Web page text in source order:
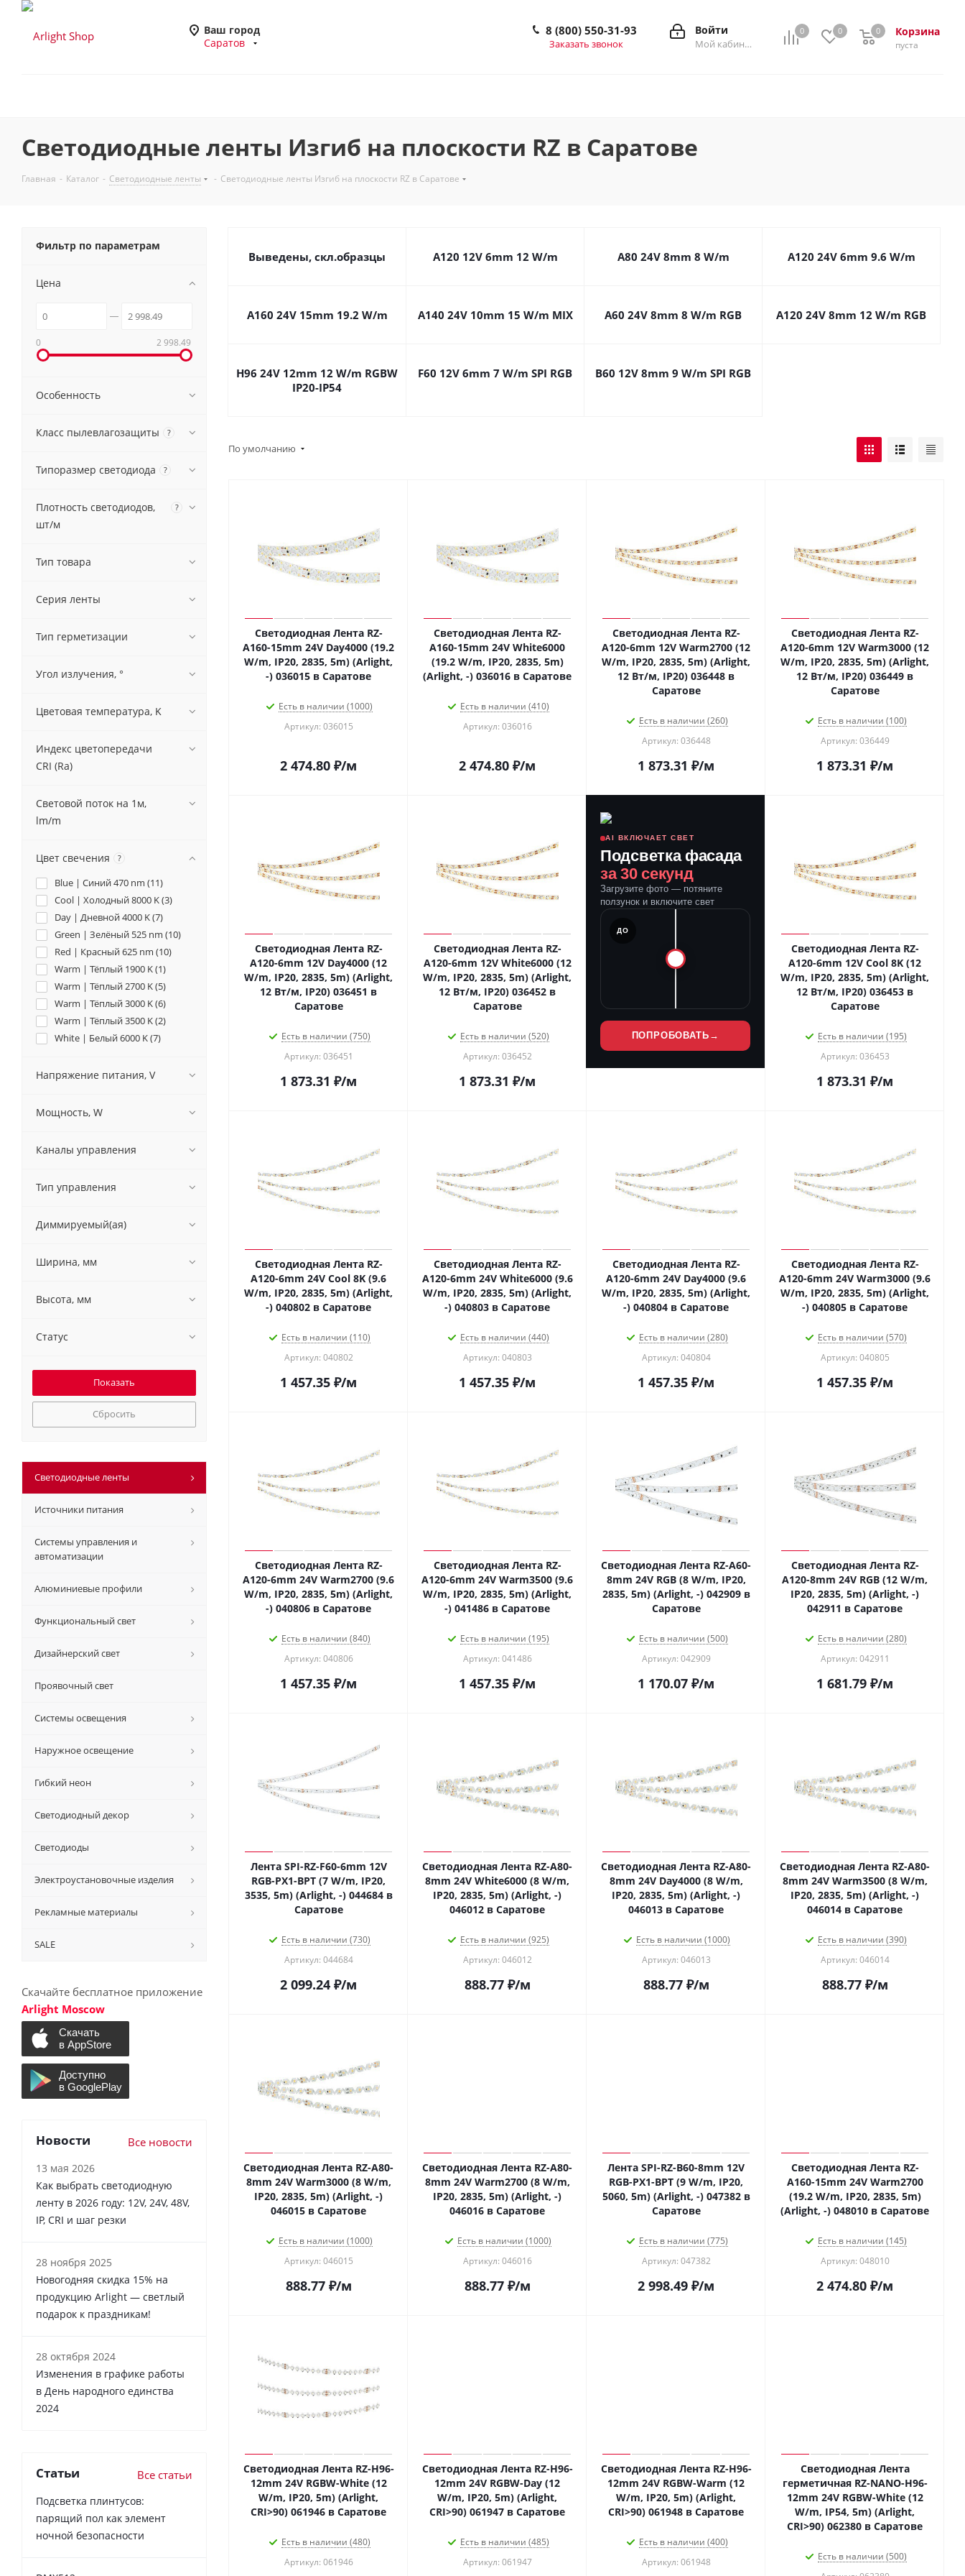
Ваш город
Саратов
0 0 Корзина
0
пуста
0
Войти
Мой кабинет
8 (800) 550-31-93
Заказать звонок
Светодиодные ленты Изгиб на плоскости RZ в Саратове
Главная - Каталог - Светодиодные ленты - Светодиодные ленты Изгиб на плоскости RZ в Саратове
Выведены, скл.образцы A120 12V 6mm 12 W/m А80 24V 8mm 8 W/m A120 24V 6mm 9.6 W/m
A160 24V 15mm 19.2 W/m A140 24V 10mm 15 W/m MIX A60 24V 8mm 8 W/m RGB A120 24V 8mm 12 W/m RGB
H96 24V 12mm 12 W/m RGBW
IP20-IP54
F60 12V 6mm 7 W/m SPI RGB B60 12V 8mm 9 W/m SPI RGB
По умолчанию
Светодиодная Лента RZ-
A160-15mm 24V Day4000 (19.2
W/m, IP20, 2835, 5m) (Arlight,
-) 036015 в Саратове
Есть в наличии (1000)
Артикул: 036015
2 474.80 ₽/м
Светодиодная Лента RZ-
A160-15mm 24V White6000
(19.2 W/m, IP20, 2835, 5m)
(Arlight, -) 036016 в Саратове
Есть в наличии (410)
Артикул: 036016
2 474.80 ₽/м
Светодиодная Лента RZ-
A120-6mm 12V Warm2700 (12
W/m, IP20, 2835, 5m) (Arlight,
12 Вт/м, IP20) 036448 в
Саратове
Есть в наличии (260)
Артикул: 036448
1 873.31 ₽/м
Светодиодная Лента RZ-
A120-6mm 12V Warm3000 (12
W/m, IP20, 2835, 5m) (Arlight,
12 Вт/м, IP20) 036449 в
Саратове
Есть в наличии (100)
Артикул: 036449
1 873.31 ₽/м
Светодиодная Лента RZ-
A120-6mm 12V Day4000 (12
W/m, IP20, 2835, 5m) (Arlight,
12 Вт/м, IP20) 036451 в
Саратове
Есть в наличии (750)
Артикул: 036451
1 873.31 ₽/м
Светодиодная Лента RZ-
A120-6mm 12V White6000 (12
W/m, IP20, 2835, 5m) (Arlight,
12 Вт/м, IP20) 036452 в
Саратове
Есть в наличии (520)
Артикул: 036452
1 873.31 ₽/м
AI ВКЛЮЧАЕТ СВЕТ
Подсветка фасада
за 30 секунд
Загрузите фото — потяните
ползунок и включите свет
ДО
ПОПРОБОВАТЬ →
Светодиодная Лента RZ-
A120-6mm 12V Cool 8K (12
W/m, IP20, 2835, 5m) (Arlight,
12 Вт/м, IP20) 036453 в
Саратове
Есть в наличии (195)
Артикул: 036453
1 873.31 ₽/м
Светодиодная Лента RZ-
A120-6mm 24V Cool 8K (9.6
W/m, IP20, 2835, 5m) (Arlight,
-) 040802 в Саратове
Есть в наличии (110)
Артикул: 040802
1 457.35 ₽/м
Светодиодная Лента RZ-
A120-6mm 24V White6000 (9.6
W/m, IP20, 2835, 5m) (Arlight,
-) 040803 в Саратове
Есть в наличии (440)
Артикул: 040803
1 457.35 ₽/м
Светодиодная Лента RZ-
A120-6mm 24V Day4000 (9.6
W/m, IP20, 2835, 5m) (Arlight,
-) 040804 в Саратове
Есть в наличии (280)
Артикул: 040804
1 457.35 ₽/м
Светодиодная Лента RZ-
A120-6mm 24V Warm3000 (9.6
W/m, IP20, 2835, 5m) (Arlight,
-) 040805 в Саратове
Есть в наличии (570)
Артикул: 040805
1 457.35 ₽/м
Светодиодная Лента RZ-
A120-6mm 24V Warm2700 (9.6
W/m, IP20, 2835, 5m) (Arlight,
-) 040806 в Саратове
Есть в наличии (840)
Артикул: 040806
1 457.35 ₽/м
Светодиодная Лента RZ-
A120-6mm 24V Warm3500 (9.6
W/m, IP20, 2835, 5m) (Arlight,
-) 041486 в Саратове
Есть в наличии (195)
Артикул: 041486
1 457.35 ₽/м
Светодиодная Лента RZ-A60-
8mm 24V RGB (8 W/m, IP20,
2835, 5m) (Arlight, -) 042909 в
Саратове
Есть в наличии (500)
Артикул: 042909
1 170.07 ₽/м
Светодиодная Лента RZ-
A120-8mm 24V RGB (12 W/m,
IP20, 2835, 5m) (Arlight, -)
042911 в Саратове
Есть в наличии (280)
Артикул: 042911
1 681.79 ₽/м
Лента SPI-RZ-F60-6mm 12V
RGB-PX1-BPT (7 W/m, IP20,
3535, 5m) (Arlight, -) 044684 в
Саратове
Есть в наличии (730)
Артикул: 044684
2 099.24 ₽/м
Светодиодная Лента RZ-A80-
8mm 24V White6000 (8 W/m,
IP20, 2835, 5m) (Arlight, -)
046012 в Саратове
Есть в наличии (925)
Артикул: 046012
888.77₽/м
Светодиодная Лента RZ-A80-
8mm 24V Day4000 (8 W/m,
IP20, 2835, 5m) (Arlight, -)
046013 в Саратове
Есть в наличии (1000)
Артикул: 046013
888.77₽/м
Светодиодная Лента RZ-A80-
8mm 24V Warm3500 (8 W/m,
IP20, 2835, 5m) (Arlight, -)
046014 в Саратове
Есть в наличии (390)
Артикул: 046014
888.77₽/м
Светодиодная Лента RZ-A80-
8mm 24V Warm3000 (8 W/m,
IP20, 2835, 5m) (Arlight, -)
046015 в Саратове
Есть в наличии (1000)
Артикул: 046015
888.77₽/м
Светодиодная Лента RZ-A80-
8mm 24V Warm2700 (8 W/m,
IP20, 2835, 5m) (Arlight, -)
046016 в Саратове
Есть в наличии (1000)
Артикул: 046016
888.77₽/м
Лента SPI-RZ-B60-8mm 12V
RGB-PX1-BPT (9 W/m, IP20,
5060, 5m) (Arlight, -) 047382 в
Саратове
Есть в наличии (775)
Артикул: 047382
2 998.49 ₽/м
Светодиодная Лента RZ-
A160-15mm 24V Warm2700
(19.2 W/m, IP20, 2835, 5m)
(Arlight, -) 048010 в Саратове
Есть в наличии (145)
Артикул: 048010
2 474.80 ₽/м
Светодиодная Лента RZ-H96-
12mm 24V RGBW-White (12
W/m, IP20, 5m) (Arlight,
CRI>90) 061946 в Саратове
Есть в наличии (480)
Артикул: 061946
Светодиодная Лента RZ-H96-
12mm 24V RGBW-Day (12
W/m, IP20, 5m) (Arlight,
CRI>90) 061947 в Саратове
Есть в наличии (485)
Артикул: 061947
Светодиодная Лента RZ-H96-
12mm 24V RGBW-Warm (12
W/m, IP20, 5m) (Arlight,
CRI>90) 061948 в Саратове
Есть в наличии (400)
Артикул: 061948
Светодиодная Лента
герметичная RZ-NANO-H96-
12mm 24V RGBW-White (12
W/m, IP54, 5m) (Arlight,
CRI>90) 062380 в Саратове
Есть в наличии (500)
Фильтр по параметрам
Цена
0 2 998.49
Особенность
Класс пылевлагозащиты ?
Типоразмер светодиода ?
Плотность светодиодов,
шт/м
?
Тип товара
Серия ленты
Тип герметизации
Угол излучения, °
Цветовая температура, K
Индекс цветопередачи
CRI (Ra)
Световой поток на 1м,
lm/m
Цвет свечения ?
Blue | Синий 470 nm (11)
Cool | Холодный 8000 K (3)
Day | Дневной 4000 K (7)
Green | Зелёный 525 nm (10)
Red | Красный 625 nm (10)
Warm | Тёплый 1900 K (1)
Warm | Тёплый 2700 K (5)
Warm | Тёплый 3000 K (6)
Warm | Тёплый 3500 K (2)
White | Белый 6000 K (7)
Напряжение питания, V
Мощность, W
Каналы управления
Тип управления
Диммируемый(ая)
Ширина, мм
Высота, мм
Статус
Сбросить
Светодиодные ленты
Источники питания
Системы управления и
автоматизации
Алюминиевые профили
Функциональный свет
Дизайнерский свет
Проявочный свет
Системы освещения
Наружное освещение
Гибкий неон
Светодиодный декор
Светодиоды
Электроустановочные изделия
Рекламные материалы
SALE
Скачайте бесплатное приложение
Arlight Moscow
Новости Все новости
13 мая 2026
Как выбрать светодиодную
ленту в 2026 году: 12V, 24V, 48V,
IP, CRI и шаг резки
28 ноября 2025
Новогодняя скидка 15% на
продукцию Arlight — светлый
подарок к праздникам!
28 октября 2024
Изменения в графике работы
в День народного единства
2024
Статьи Все статьи
Подсветка плинтусов:
парящий пол как элемент
ночной безопасности